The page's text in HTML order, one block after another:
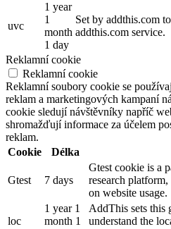
uvc
1 year
1
month
1 day
Set by addthis.com
addthis.com service.
Reklamní cookie
Reklamní cookie
Reklamní soubory cookie se
reklam a marketingových kampaní
cookie sledují návštěvníky napříč
shromažďují informace za účelem
reklam.
Cookie
Délka
Gtest 7 days
Gtest cookie is a
research platform,
on website usage.
loc
1 year 1
month 1
AddThis sets this
understand the